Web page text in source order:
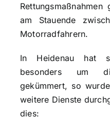
am Stauende
Motorradfahrern.
In Heidenau hat
besonders um
gekümmert, so
weitere Dienste
dies: